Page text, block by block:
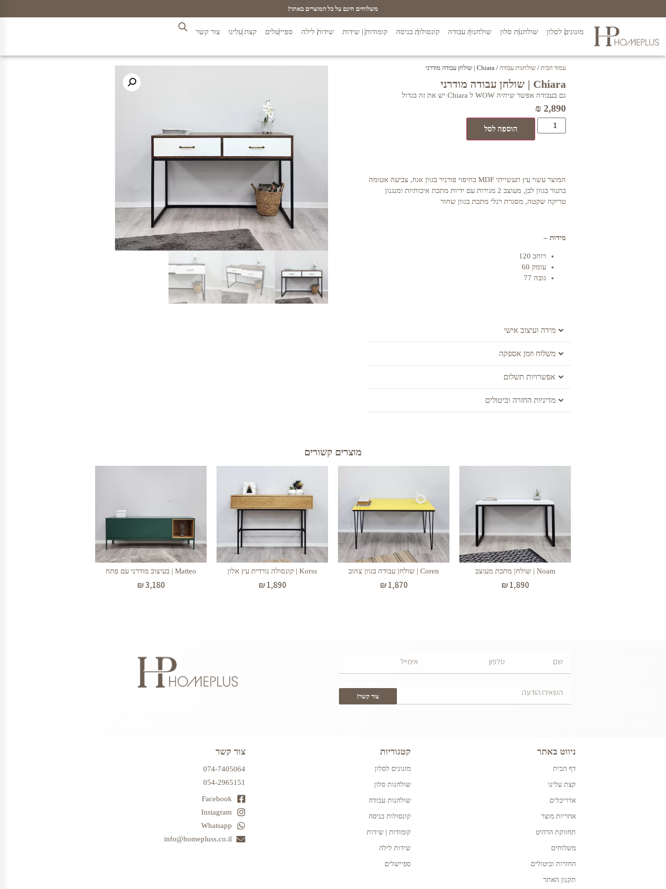
משלוחים חינם על כל המוצרים באתר!
מזנונים לסלון שולחנות סלון שולחנות עבודה קונסולות כניסה קומודות | שידות שידות לילה ספיישלים קצת עלינו צור קשר
עמוד הבית / שולחנות עבודה / Chiara | שולחן עבודה מודרני
Chiara | שולחן עבודה מודרני
גם בעבודה אפשר שיהיה WOW ל Chiara יש את זה בגדול
₪ 2,890
הוספה לסל
המוצר עשוי עץ תעשייתי MDF בחיפוי פורניר בגוון אגוז, צביעה אטומה
בתנור בגוון לבן, מעוצב 2 מגירות עם ידיות מתכת איכותיות ומנגנון
טריקה שקטה, מסגרת רגלי מתכת בגוון שחור
מידות –
רוחב 120
עומק 60
גובה 77
מידה ועיצוב אישי
משלוח וזמן אספקה
אפשרויות תשלום
מדיניות החזרה וביטולים
מוצרים קשורים
Noam | שולחן מתכת מעוצב
₪1,890
Coren | שולחן עבודה בגוון צהוב
₪1,870
Korss | קונסולה נורדית עץ אלון
₪1,890
Matteo | בעיצוב מודרני עם פתח
₪3,180
צור קשר!
ניווט באתר
דף הבית
קצת עלינו
אדריכלים
אחריות מוצר
תחזוקת הרהיט
משלוחים
החזרות וביטולים
תקנון האתר
קטגוריות
מזנונים לסלון
שולחנות סלון
שולחנות עבודה
קונסולות כניסה
קומודות | שידות
שידות לילה
ספיישלים
צור קשר
074-7405064
054-2965151
Facebook
Instagram
Whatsapp
info@homepluss.co.il